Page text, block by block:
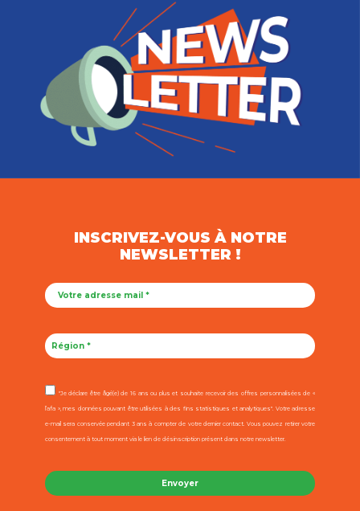
INSCRIVEZ-VOUS À NOTRE
NEWSLETTER !
"Je déclare être âgé(e) de 16 ans ou plus et souhaite recevoir des offres personnalisées de «
l’afa », mes données pouvant être utilisées à des fins statistiques et analytiques". Votre adresse
e-mail sera conservée pendant 3 ans à compter de votre dernier contact. Vous pouvez retirer votre
consentement à tout moment via le lien de désinscription présent dans notre newsletter.